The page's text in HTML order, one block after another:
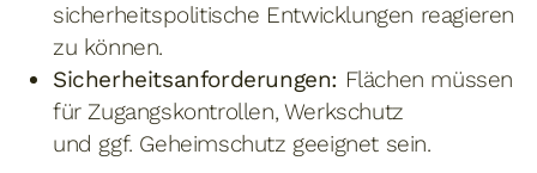
sicherheitspolitische Entwicklungen reagieren
zu können.
Sicherheitsanforderungen: Flächen müssen
für Zugangskontrollen, Werkschutz
und ggf. Geheimschutz geeignet sein.